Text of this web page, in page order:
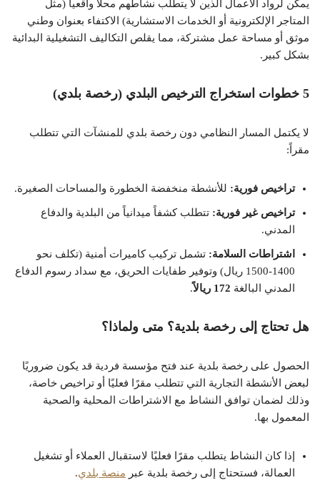
يمكن لرواد الأعمال الذين لا يتطلب نشاطهم محلاً واقعياً (مثل
المتاجر الإلكترونية أو الخدمات الاستشارية) الاكتفاء بعنوان وطني
موثق أو مساحة عمل مشتركة، مما يقلص التكاليف التشغيلية البدائية
بشكل كبير.
5 خطوات استخراج الترخيص البلدي (رخصة بلدي)
لا يكتمل المسار النظامي دون رخصة بلدي للمنشآت التي تتطلب
مقراً:
تراخيص فورية: للأنشطة منخفضة الخطورة والمساحات الصغيرة.
تراخيص غير فورية: تتطلب كشفاً ميدانياً من البلدية والدفاع
المدني.
اشتراطات السلامة: تشمل تركيب كاميرات أمنية (تكلف نحو
1400-1500 ريال) وتوفير طفايات الحريق، مع سداد رسوم الدفاع
المدني البالغة 172 ريالاً .
هل تحتاج إلى رخصة بلدية؟ متى ولماذا؟
الحصول على رخصة بلدية عند فتح مؤسسة فردية قد يكون ضروريًا
لبعض الأنشطة التجارية التي تتطلب مقرًا فعليًا أو تراخيص خاصة،
وذلك لضمان توافق النشاط مع الاشتراطات المحلية والصحية
المعمول بها.
إذا كان النشاط يتطلب مقرًا فعليًا لاستقبال العملاء أو تشغيل
العمالة، فستحتاج إلى رخصة بلدية عبر منصة بلدي.